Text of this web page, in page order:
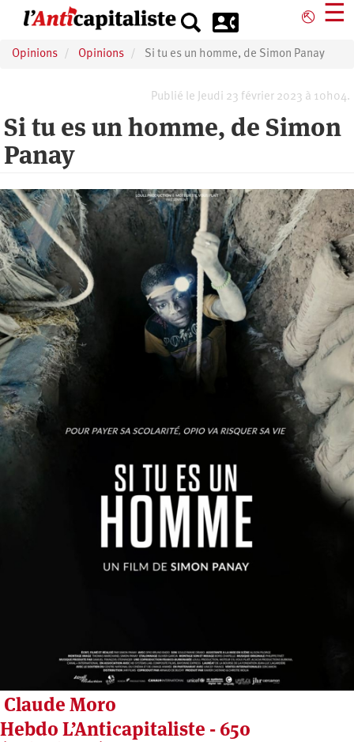
principal
⎋ ☰
Opinions Opinions Si tu es un homme, de Simon Panay
Publié le Jeudi 23 février 2023 à 10h04.
Si tu es un homme, de Simon
Panay
Claude Moro
Hebdo L’Anticapitaliste - 650